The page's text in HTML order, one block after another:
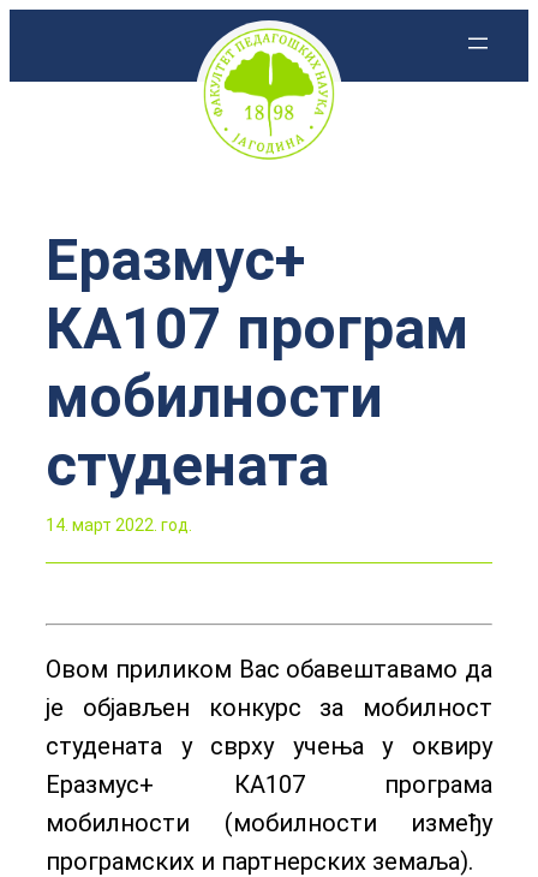
Еразмус+
КА107 програм
мобилности
студената
14. март 2022. год.
Овом приликом Вас обавештавамо да
је објављен конкурс за мобилност
студената у сврху учења у оквиру
Еразмус+ КА107 програма
мобилности (мобилности између
програмских и партнерских земаља).